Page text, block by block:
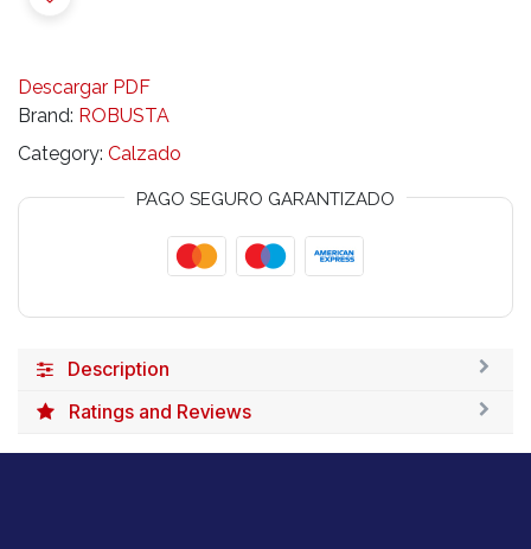
Descargar PDF
Brand: ROBUSTA
Category: Calzado
PAGO SEGURO GARANTIZADO
Description
Ratings and Reviews